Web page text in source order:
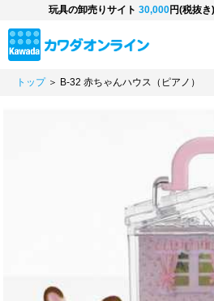
玩具の卸売りサイト 30,000円(税抜
トップ＞ B-32 赤ちゃんハウス（ピアノ）